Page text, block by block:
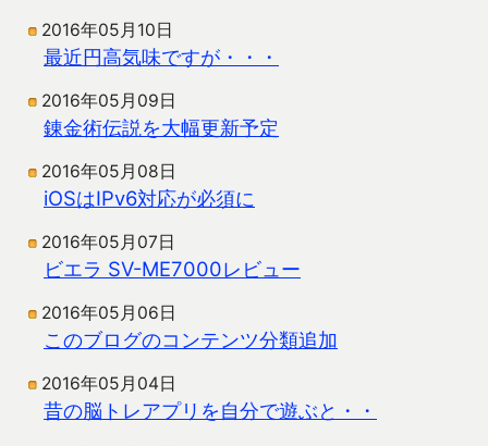
2016年05月10日
最近円高気味ですが・・・
2016年05月09日
錬金術伝説を大幅更新予定
2016年05月08日
iOSはIPv6対応が必須に
2016年05月07日
ビエラ SV-ME7000レビュー
2016年05月06日
このブログのコンテンツ分類追加
2016年05月04日
昔の脳トレアプリを自分で遊ぶと・・